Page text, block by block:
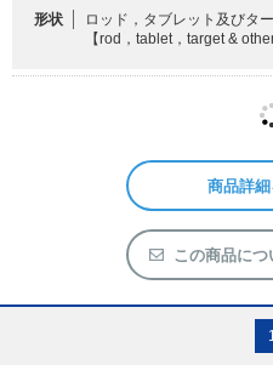
形状
ロッド，タブレット及びタ
【rod，tablet，target &
商品詳
この商品に